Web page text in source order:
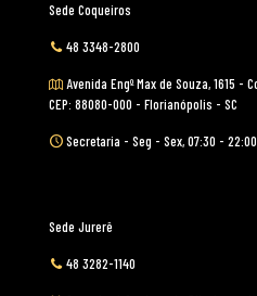
Sede Coqueiros
48 3348-2800
Avenida Engº Max de Souza, 1615 -
CEP: 88080-000 - Florianópolis - SC
Secretaria - Seg - Sex, 07:30 - 22:00
Sede Jurerê
48 3282-1140